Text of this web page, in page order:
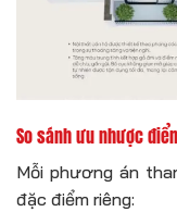
So sánh ưu nhược
Mỗi phương án
đặc điểm riêng: